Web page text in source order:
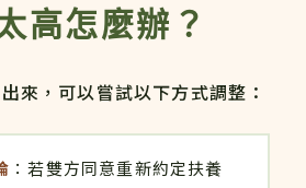
高怎麼辦？
來，可以嘗試以下方式調整：
：若雙方同意重新約定扶養